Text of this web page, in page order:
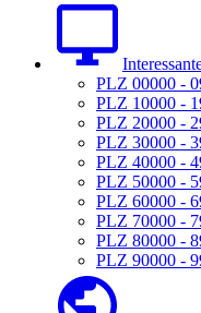
PLZ 00000 -
PLZ 10000 -
PLZ 20000 -
PLZ 30000 -
PLZ 40000 -
PLZ 50000 -
PLZ 60000 -
PLZ 70000 -
PLZ 80000 -
PLZ 90000 -